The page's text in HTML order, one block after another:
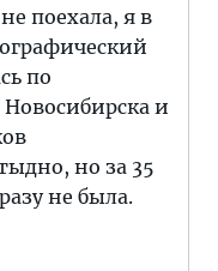
поехала, я в
по
и
но за 35
не была.